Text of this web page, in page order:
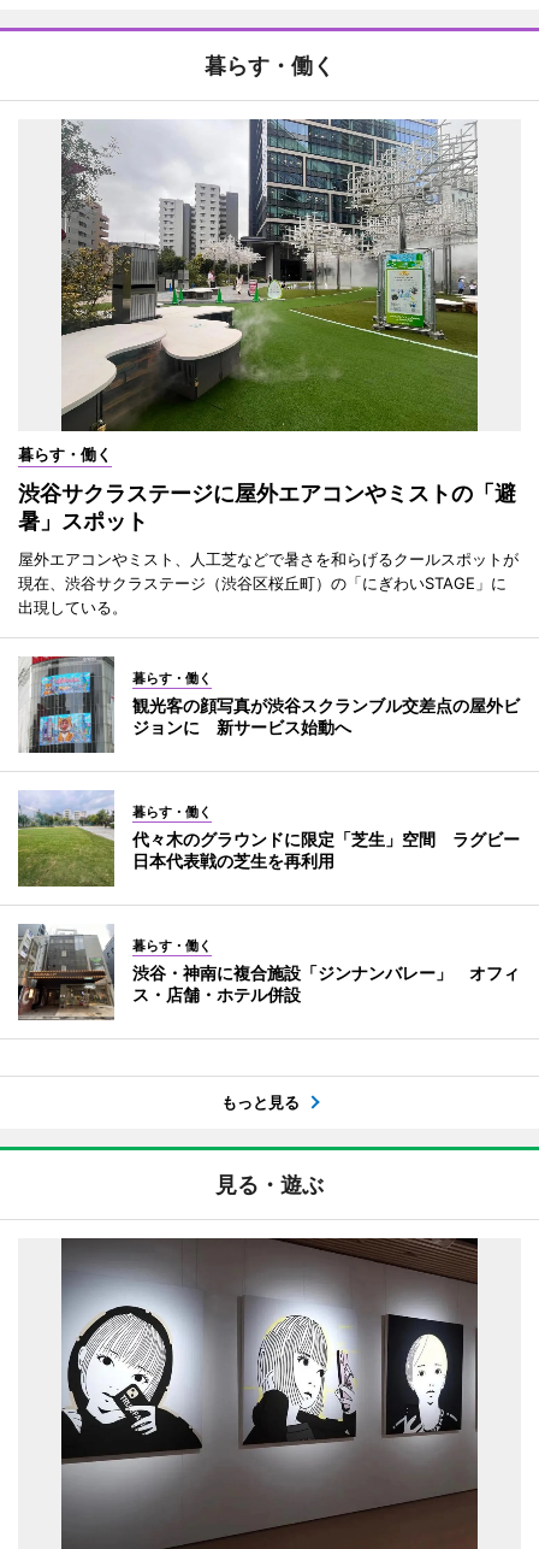
暮らす・働く
暮らす・働く
渋谷サクラステージに屋外エアコンやミストの「避
暑」スポット
屋外エアコンやミスト、人工芝などで暑さを和らげるクールスポットが
現在、渋谷サクラステージ（渋谷区桜丘町）の「にぎわいSTAGE」に
出現している。
暮らす・働く
観光客の顔写真が渋谷スクランブル交差点の屋外ビ
ジョンに 新サービス始動へ
暮らす・働く
代々木のグラウンドに限定「芝生」空間 ラグビー
日本代表戦の芝生を再利用
暮らす・働く
渋谷・神南に複合施設「ジンナンバレー」 オフィ
ス・店舗・ホテル併設
もっと見る
見る・遊ぶ